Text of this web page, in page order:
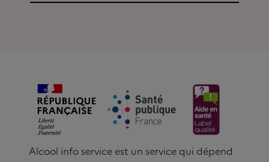
Alcool info service est un service qui dépend